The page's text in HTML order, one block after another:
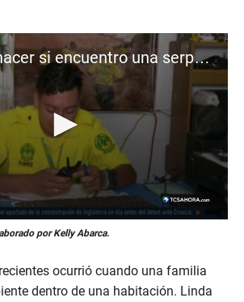
¿Qué debo hacer si encuentro una serpiente en casa?
por Kelly Abarca.
ocurrió cuando una familia
dentro de una habitación. Linda